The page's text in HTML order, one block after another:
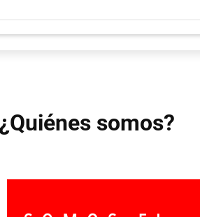
¿Quiénes somos?